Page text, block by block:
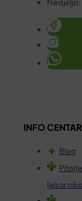
Nedjelja:
INFO CENTAR
Blog
Pitajte
ljekarnika